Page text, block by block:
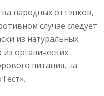
народных оттенков,
случае следует
из натуральных
органических
питания, на